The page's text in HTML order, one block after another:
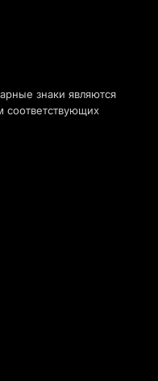
знаки являются
соответствующих